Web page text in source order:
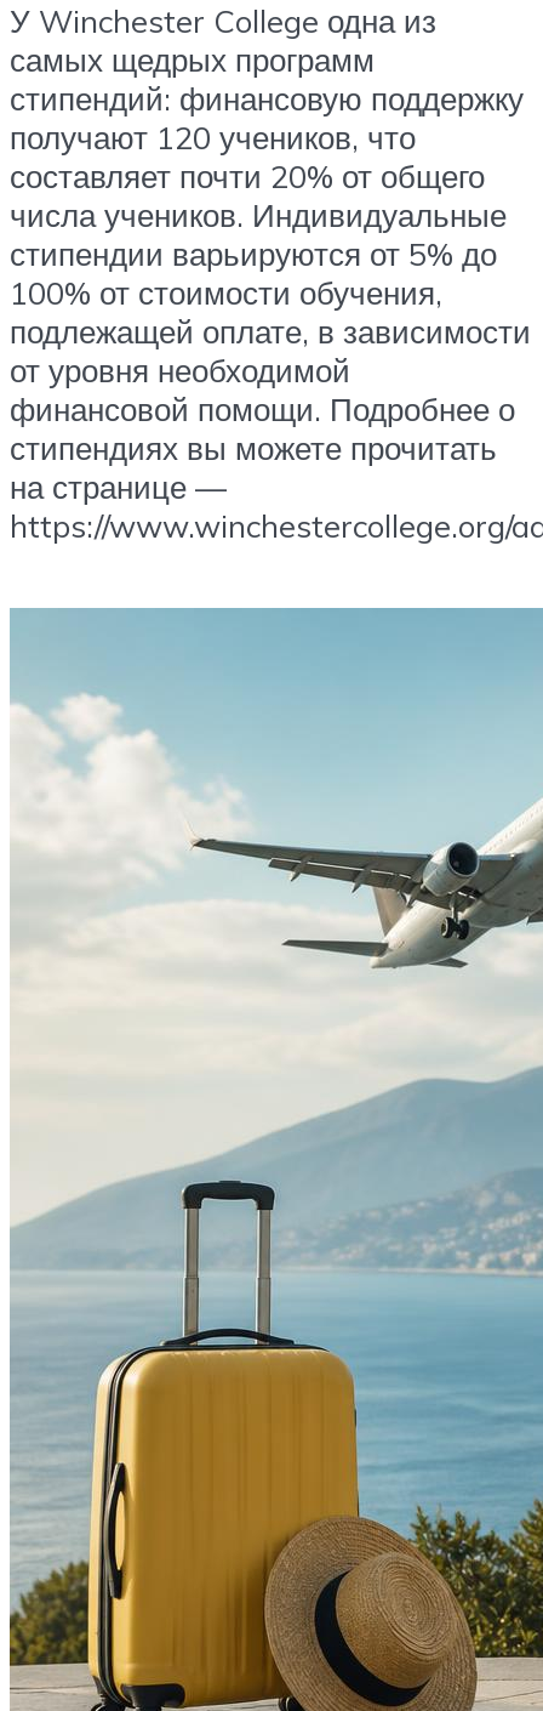
У Winchester College одна из
самых щедрых программ
стипендий: финансовую поддержку
получают 120 учеников, что
составляет почти 20% от общего
числа учеников. Индивидуальные
стипендии варьируются от 5% до
100% от стоимости обучения,
подлежащей оплате, в зависимости
от уровня необходимой
финансовой помощи. Подробнее о
стипендиях вы можете прочитать
на странице —
https://www.winchestercollege.org/